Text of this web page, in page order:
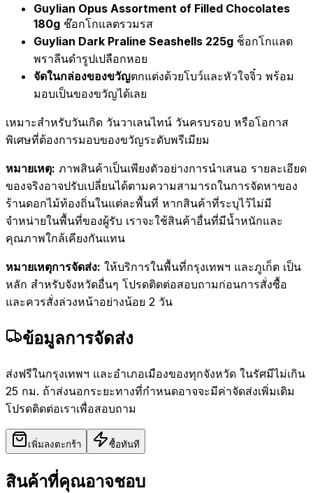
Guylian Opus Assortment of Filled Chocolates
180g ช๊อกโกแลตรวมรส
Guylian Dark Praline Seashells 225g ช็อกโกแลต
พราลีนดำรูปเปลือกหอย
จัดในกล่องของขวัญตกแต่งด้วยโบว์และหัวใจจิ๋ว พร้อม
มอบเป็นของขวัญได้เลย
เหมาะสำหรับวันเกิด วันวาเลนไทน์ วันครบรอบ หรือโอกาส
พิเศษที่ต้องการมอบของขวัญระดับพรีเมียม
หมายเหตุ: ภาพสินค้าเป็นเพียงตัวอย่างการนำเสนอ รายละเอียด
ของจริงอาจปรับเปลี่ยนได้ตามความสามารถในการจัดหาของ
ร้านดอกไม้ท้องถิ่นในแต่ละพื้นที่ หากสินค้าที่ระบุไว้ไม่มี
จำหน่ายในพื้นที่ของผู้รับ เราจะใช้สินค้าอื่นที่มีน้ำหนักและ
คุณภาพใกล้เคียงกันแทน
หมายเหตุการจัดส่ง: ให้บริการในพื้นที่กรุงเทพฯ และภูเก็ต เป็น
หลัก สำหรับจังหวัดอื่นๆ โปรดติดต่อสอบถามก่อนการสั่งซื้อ
และควรสั่งล่วงหน้าอย่างน้อย 2 วัน
ข้อมูลการจัดส่ง
ส่งฟรีในกรุงเทพฯ และอำเภอเมืองของทุกจังหวัด ในรัศมีไม่เกิน
25 กม. ถ้าส่งนอกระยะทางที่กำหนดอาจจะมีค่าจัดส่งเพิ่มเติม
โปรดติดต่อเราเพื่อสอบถาม
เพิ่มลงตะกร้า ซื้อทันที
สินค้าที่คุณอาจชอบ